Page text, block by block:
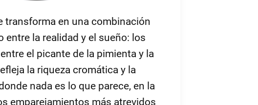
transforma en una combinación
la realidad y el sueño: los
el picante de la pimienta y la
la riqueza cromática y la
nada es lo que parece, en la
emparejamientos más atrevidos